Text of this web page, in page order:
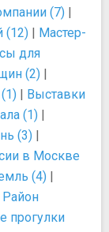
(7) |
(12) | Мастер-
для
(2) |
| Выставки
(1) |
(3) |
в Москве
(4) |
Район
прогулки